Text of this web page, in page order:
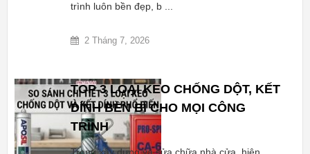
trình luôn bền đẹp, b ...
2 Tháng 7, 2026
TOP 3 LOẠI KEO CHỐNG DỘT, KẾT
DÍNH BỀN BỈ CHO MỌI CÔNG
TRÌNH